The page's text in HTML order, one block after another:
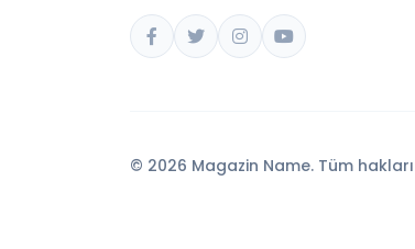
© 2026 Magazin Name. Tüm hakları